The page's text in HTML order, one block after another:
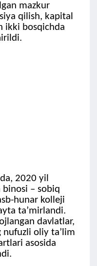
mazkur
qilish, kapital
ikki bosqichda
2020 yil
– sobiq
hunar kolleji
taʼmirlandi.
davlatlar,
nufuzli oliy taʼlim
asosida